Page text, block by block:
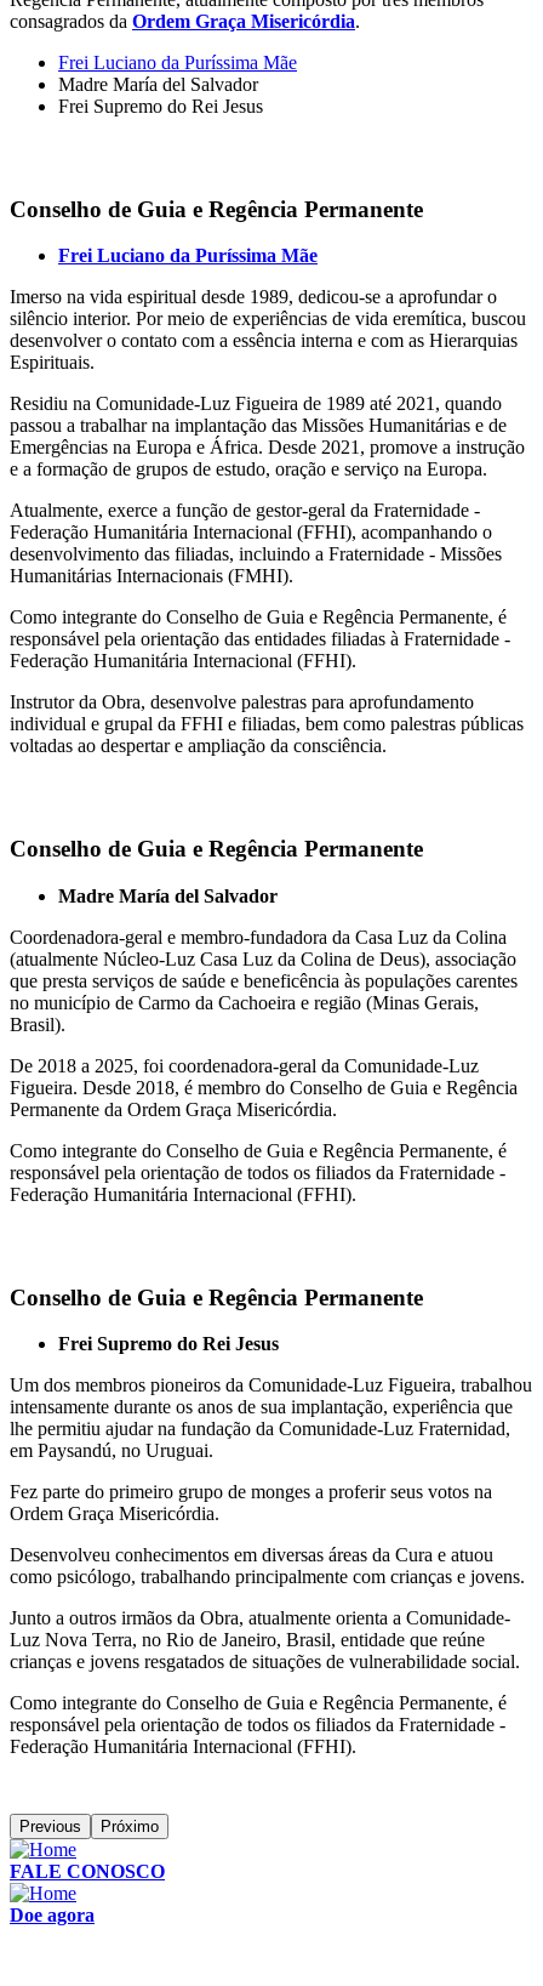
consagrados da Ordem Graça Misericórdia.
Frei Luciano da Puríssima Mãe
Madre María del Salvador
Frei Supremo do Rei Jesus
Conselho de Guia e Regência Permanente
Frei Luciano da Puríssima Mãe
Imerso na vida espiritual desde 1989, dedicou-se a aprofundar o
silêncio interior. Por meio de experiências de vida eremítica, buscou
desenvolver o contato com a essência interna e com as Hierarquias
Espirituais.
Residiu na Comunidade-Luz Figueira de 1989 até 2021, quando
passou a trabalhar na implantação das Missões Humanitárias e de
Emergências na Europa e África. Desde 2021, promove a instrução
e a formação de grupos de estudo, oração e serviço na Europa.
Atualmente, exerce a função de gestor-geral da Fraternidade -
Federação Humanitária Internacional (FFHI), acompanhando o
desenvolvimento das filiadas, incluindo a Fraternidade - Missões
Humanitárias Internacionais (FMHI).
Como integrante do Conselho de Guia e Regência Permanente, é
responsável pela orientação das entidades filiadas à Fraternidade -
Federação Humanitária Internacional (FFHI).
Instrutor da Obra, desenvolve palestras para aprofundamento
individual e grupal da FFHI e filiadas, bem como palestras públicas
voltadas ao despertar e ampliação da consciência.
Conselho de Guia e Regência Permanente
Madre María del Salvador
Coordenadora-geral e membro-fundadora da Casa Luz da Colina
(atualmente Núcleo-Luz Casa Luz da Colina de Deus), associação
que presta serviços de saúde e beneficência às populações carentes
no município de Carmo da Cachoeira e região (Minas Gerais,
Brasil).
De 2018 a 2025, foi coordenadora-geral da Comunidade-Luz
Figueira. Desde 2018, é membro do Conselho de Guia e Regência
Permanente da Ordem Graça Misericórdia.
Como integrante do Conselho de Guia e Regência Permanente, é
responsável pela orientação de todos os filiados da Fraternidade -
Federação Humanitária Internacional (FFHI).
Conselho de Guia e Regência Permanente
Frei Supremo do Rei Jesus
Um dos membros pioneiros da Comunidade-Luz Figueira, trabalhou
intensamente durante os anos de sua implantação, experiência que
lhe permitiu ajudar na fundação da Comunidade-Luz Fraternidad,
em Paysandú, no Uruguai.
Fez parte do primeiro grupo de monges a proferir seus votos na
Ordem Graça Misericórdia.
Desenvolveu conhecimentos em diversas áreas da Cura e atuou
como psicólogo, trabalhando principalmente com crianças e jovens.
Junto a outros irmãos da Obra, atualmente orienta a Comunidade-
Luz Nova Terra, no Rio de Janeiro, Brasil, entidade que reúne
crianças e jovens resgatados de situações de vulnerabilidade social.
Como integrante do Conselho de Guia e Regência Permanente, é
responsável pela orientação de todos os filiados da Fraternidade -
Federação Humanitária Internacional (FFHI).
Previous Próximo
FALE CONOSCO
Doe agora